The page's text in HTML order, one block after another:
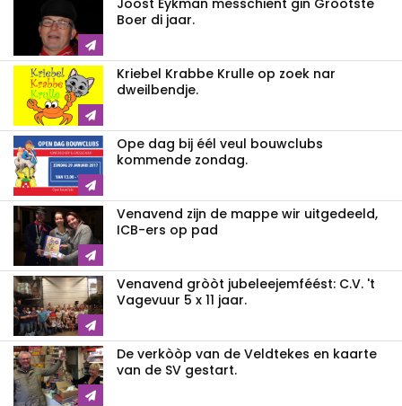
Joost Eykman messchient gin Gròòtste
Boer di jaar.
Kriebel Krabbe Krulle op zoek nar
dweilbendje.
Ope dag bij éél veul bouwclubs
kommende zondag.
Venavend zijn de mappe wir uitgedeeld,
ICB-ers op pad
Venavend gròòt jubeleejemféést: C.V. 't
Vagevuur 5 x 11 jaar.
De verkòòp van de Veldtekes en kaarte
van de SV gestart.